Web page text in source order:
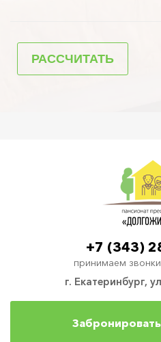
г. Екатеринбург,
+7 (343)
принимаем